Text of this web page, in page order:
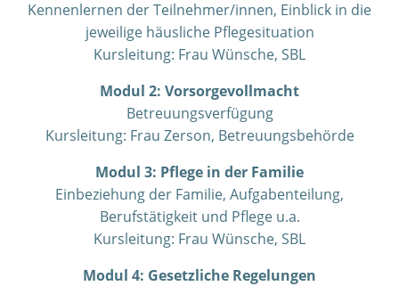
Kennenlernen der Teilnehmer/innen, Einblick in die
jeweilige häusliche Pflegesituation
Kursleitung: Frau Wünsche, SBL
Modul 2: Vorsorgevollmacht
Betreuungsverfügung
Kursleitung: Frau Zerson, Betreuungsbehörde
Modul 3: Pflege in der Familie
Einbeziehung der Familie, Aufgabenteilung,
Berufstätigkeit und Pflege u.a.
Kursleitung: Frau Wünsche, SBL
Modul 4: Gesetzliche Regelungen